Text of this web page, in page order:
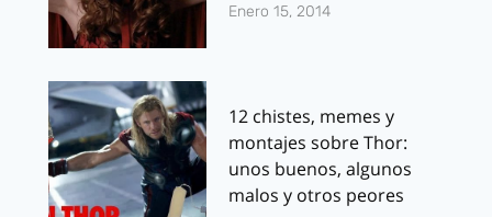
Enero 15, 2014
12 chistes, memes y
montajes sobre Thor:
unos buenos, algunos
malos y otros peores